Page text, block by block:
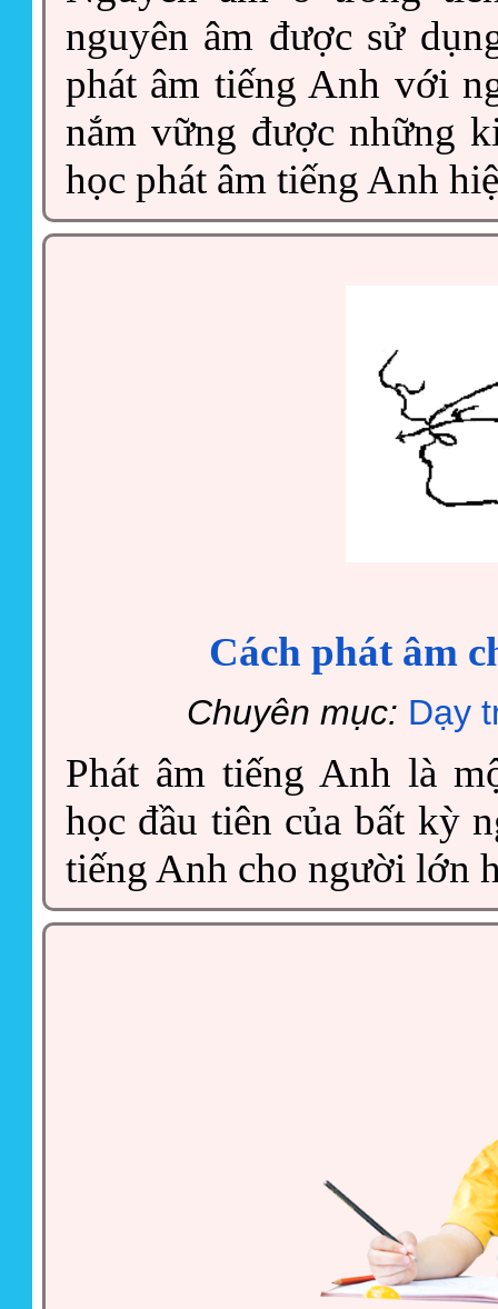
nguyên âm được sử
phát âm tiếng Anh với
nắm vững được những
học phát âm tiếng Anh
Cách phát âm
Chuyên mục: Dạy
Phát âm tiếng Anh là
học đầu tiên của bất kỳ
tiếng Anh cho người lớn